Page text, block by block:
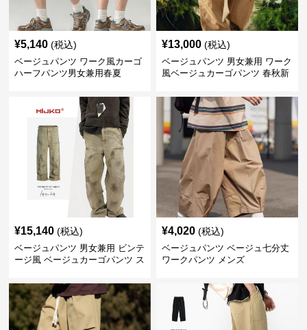
¥5,140 (税込)
ベージュパンツ ワーク風カーゴ
ハーフパンツ男女兼用春夏
¥13,000 (税込)
ベージュパンツ 男女兼用 ワーク
風ベージュカーゴパンツ 春秋新
¥15,140 (税込)
ベージュパンツ 男女兼用 ビンテ
ージ風 ベージュカーゴパンツ ス
¥4,020 (税込)
ベージュパンツ ベージュ七分丈
ワークパンツ メンズ